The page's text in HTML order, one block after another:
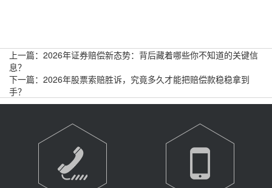
上一篇： 2026年证券赔偿新态势：背后藏着哪些你不知道的关键信
息？
下一篇： 2026年股票索赔胜诉，究竟多久才能把赔偿款稳稳拿到
手？